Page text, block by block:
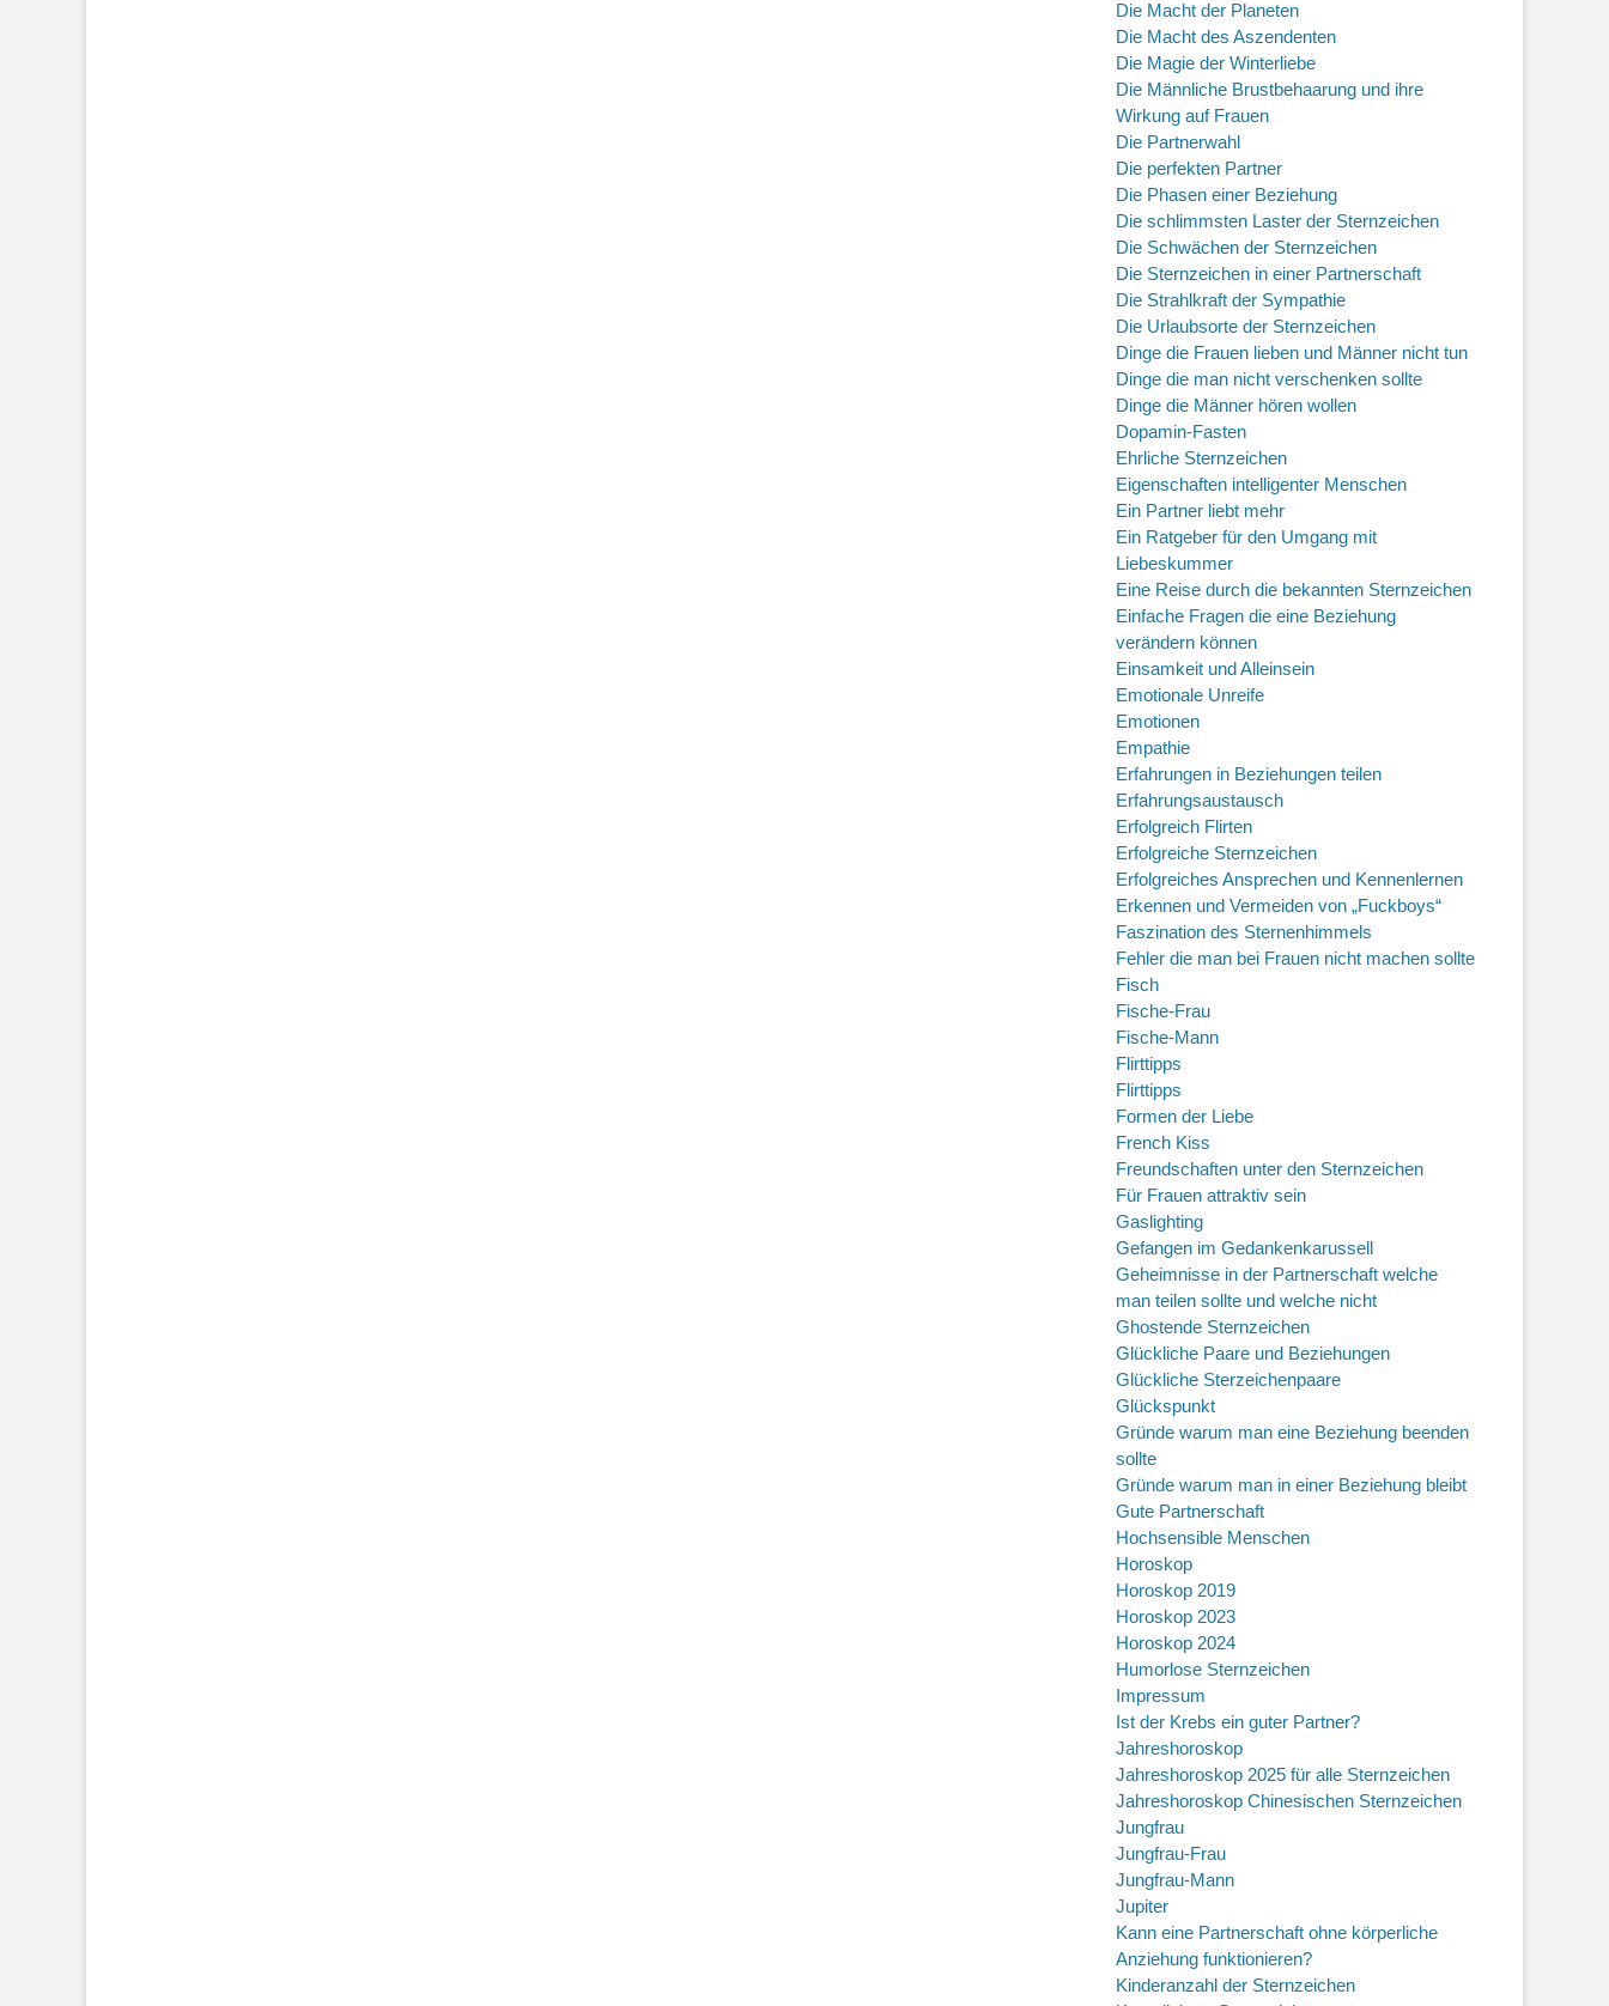
Die Macht der Planeten
Die Macht des Aszendenten
Die Magie der Winterliebe
Die Männliche Brustbehaarung und ihre
Wirkung auf Frauen
Die Partnerwahl
Die perfekten Partner
Die Phasen einer Beziehung
Die schlimmsten Laster der Sternzeichen
Die Schwächen der Sternzeichen
Die Sternzeichen in einer Partnerschaft
Die Strahlkraft der Sympathie
Die Urlaubsorte der Sternzeichen
Dinge die Frauen lieben und Männer nicht tun
Dinge die man nicht verschenken sollte
Dinge die Männer hören wollen
Dopamin-Fasten
Ehrliche Sternzeichen
Eigenschaften intelligenter Menschen
Ein Partner liebt mehr
Ein Ratgeber für den Umgang mit
Liebeskummer
Eine Reise durch die bekannten Sternzeichen
Einfache Fragen die eine Beziehung
verändern können
Einsamkeit und Alleinsein
Emotionale Unreife
Emotionen
Empathie
Erfahrungen in Beziehungen teilen
Erfahrungsaustausch
Erfolgreich Flirten
Erfolgreiche Sternzeichen
Erfolgreiches Ansprechen und Kennenlernen
Erkennen und Vermeiden von „Fuckboys“
Faszination des Sternenhimmels
Fehler die man bei Frauen nicht machen sollte
Fisch
Fische-Frau
Fische-Mann
Flirttipps
Flirttipps
Formen der Liebe
French Kiss
Freundschaften unter den Sternzeichen
Für Frauen attraktiv sein
Gaslighting
Gefangen im Gedankenkarussell
Geheimnisse in der Partnerschaft welche
man teilen sollte und welche nicht
Ghostende Sternzeichen
Glückliche Paare und Beziehungen
Glückliche Sterzeichenpaare
Glückspunkt
Gründe warum man eine Beziehung beenden
sollte
Gründe warum man in einer Beziehung bleibt
Gute Partnerschaft
Hochsensible Menschen
Horoskop
Horoskop 2019
Horoskop 2023
Horoskop 2024
Humorlose Sternzeichen
Impressum
Ist der Krebs ein guter Partner?
Jahreshoroskop
Jahreshoroskop 2025 für alle Sternzeichen
Jahreshoroskop Chinesischen Sternzeichen
Jungfrau
Jungfrau-Frau
Jungfrau-Mann
Jupiter
Kann eine Partnerschaft ohne körperliche
Anziehung funktionieren?
Kinderanzahl der Sternzeichen